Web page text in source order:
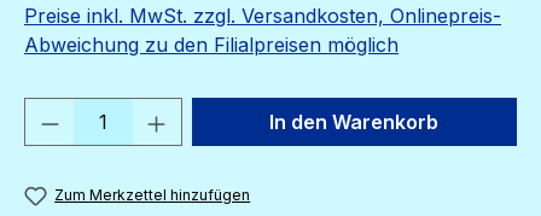
Preise inkl. MwSt. zzgl. Versandkosten, Onlinepreis-
Abweichung zu den Filialpreisen möglich
Produkt Anzahl: Gib denIn den Warenkorb
Zum Merkzettel hinzufügen